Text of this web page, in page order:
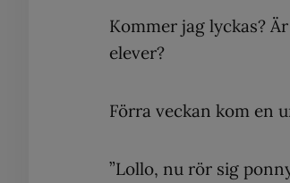
Kommer jag lyckas?
elever?
Förra veckan kom en
”Lollo, nu rör sig